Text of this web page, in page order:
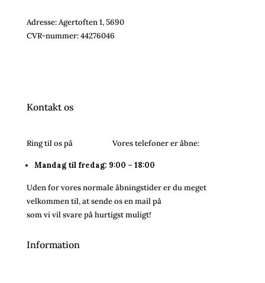
Adresse: Agertoften 1, 5690
CVR-nummer:44276046
Kontakt os
Ring til os på Vores telefoner er åbne:
Mandag til fredag: 9:00 – 18:00
Uden for vores normale åbningstider er du meget
velkommen til, at sende os en mail på
som vi vil svare på hurtigst muligt!
Information